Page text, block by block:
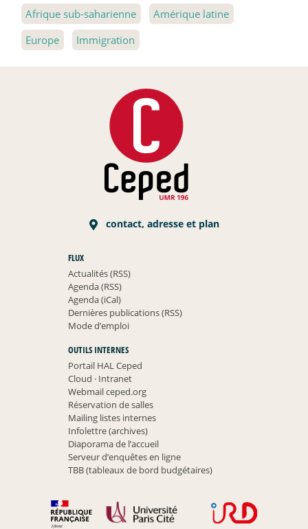
Afrique sub-saharienne
Amérique latine
Europe
Immigration
contact, adresse et plan
FLUX
Actualités (RSS)
Agenda (RSS)
Agenda (iCal)
Dernières publications (RSS)
Mode d’emploi
OUTILS INTERNES
Portail HAL Ceped
Cloud ·Intranet
Webmail ceped.org
Réservation de salles
Mailing listes internes
Infolettre (archives)
Diaporama de l’accueil
Serveur d’enquêtes en ligne
TBB (tableaux de bord budgétaires)